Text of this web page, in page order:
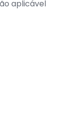
aplicável